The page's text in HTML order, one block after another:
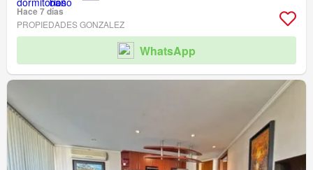
Hace 7 días
PROPIEDADES GONZALEZ
WhatsApp